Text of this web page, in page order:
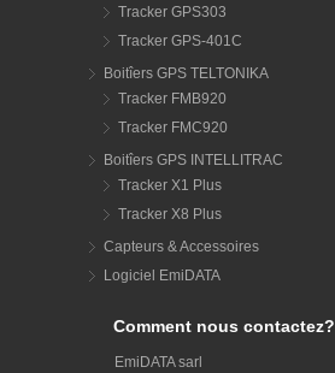
Tracker GPS303
Tracker GPS-401C
Boitîers GPS TELTONIKA
Tracker FMB920
Tracker FMC920
Boitîers GPS INTELLITRAC
Tracker X1 Plus
Tracker X8 Plus
Capteurs & Accessoires
Logiciel EmiDATA
Comment nous contactez?
EmiDATA sarl